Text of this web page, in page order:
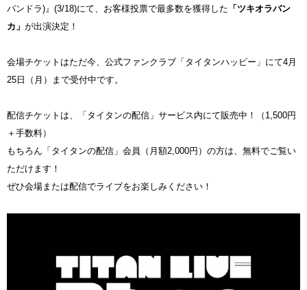
パンドラ)』(3/18)にて、お客様投票で最多数を獲得した 「ツキオラバン
カ」 が出演決定！
会場チケットはただ今、公式ファンクラブ「タイタンハッピー」にて4月
25日（月）まで受付中です。
配信チケットは、「タイタンの配信」サービス内にて販売中！（1,500円
＋手数料）
もちろん「タイタンの配信」会員（月額2,000円）の方は、無料でご覧い
ただけます！
ぜひ会場または配信でライブをお楽しみください！